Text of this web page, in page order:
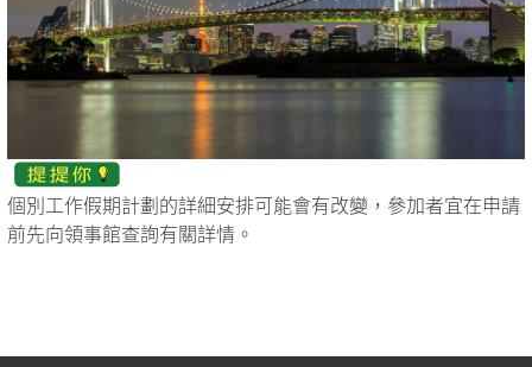
個別工作假期計劃的詳細安排可能會有改變，參加者宜在申請
前先向領事館查詢有關詳情。